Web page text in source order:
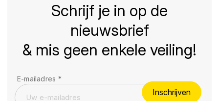
Schrijf je in op de
nieuwsbrief
& mis geen enkele veiling!
E-mailadres *
Inschrijven